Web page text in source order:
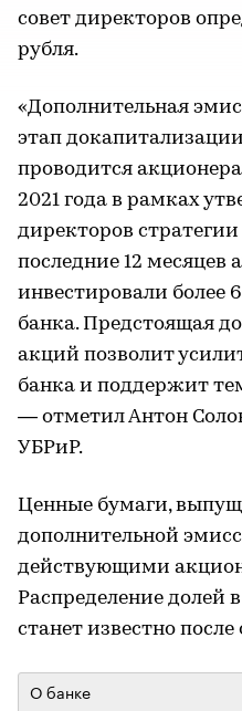
совет директоров
рубля.
«Дополнительная
этап
проводится
2021 года в рамках
директоров
последние 12 месяцев
инвестировали более
банка. Предстоящая
акций позволит
банка и поддержит
— отметил Антон
УБРиР.
Ценные бумаги,
дополнительной
действующими
Распределение долей
станет известно
О банке